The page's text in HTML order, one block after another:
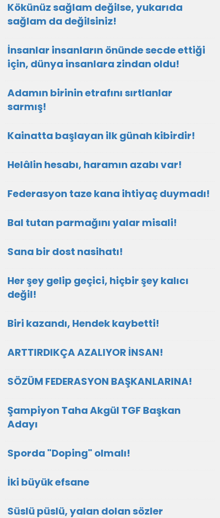
Kökünüz sağlam değilse, yukarıda
sağlam da değilsiniz!
İnsanlar insanların önünde secde ettiği
için, dünya insanlara zindan oldu!
Adamın birinin etrafını sırtlanlar
sarmış!
Kainatta başlayan ilk günah kibirdir!
Helâlin hesabı, haramın azabı var!
Federasyon taze kana ihtiyaç duymadı!
Bal tutan parmağını yalar misali!
Sana bir dost nasihatı!
Her şey gelip geçici, hiçbir şey kalıcı
değil!
Biri kazandı, Hendek kaybetti!
ARTTIRDIKÇA AZALIYOR İNSAN!
SÖZÜM FEDERASYON BAŞKANLARINA!
Şampiyon Taha Akgül TGF Başkan
Adayı
Sporda "Doping" olmalı!
İki büyük efsane
Süslü püslü, yalan dolan sözler